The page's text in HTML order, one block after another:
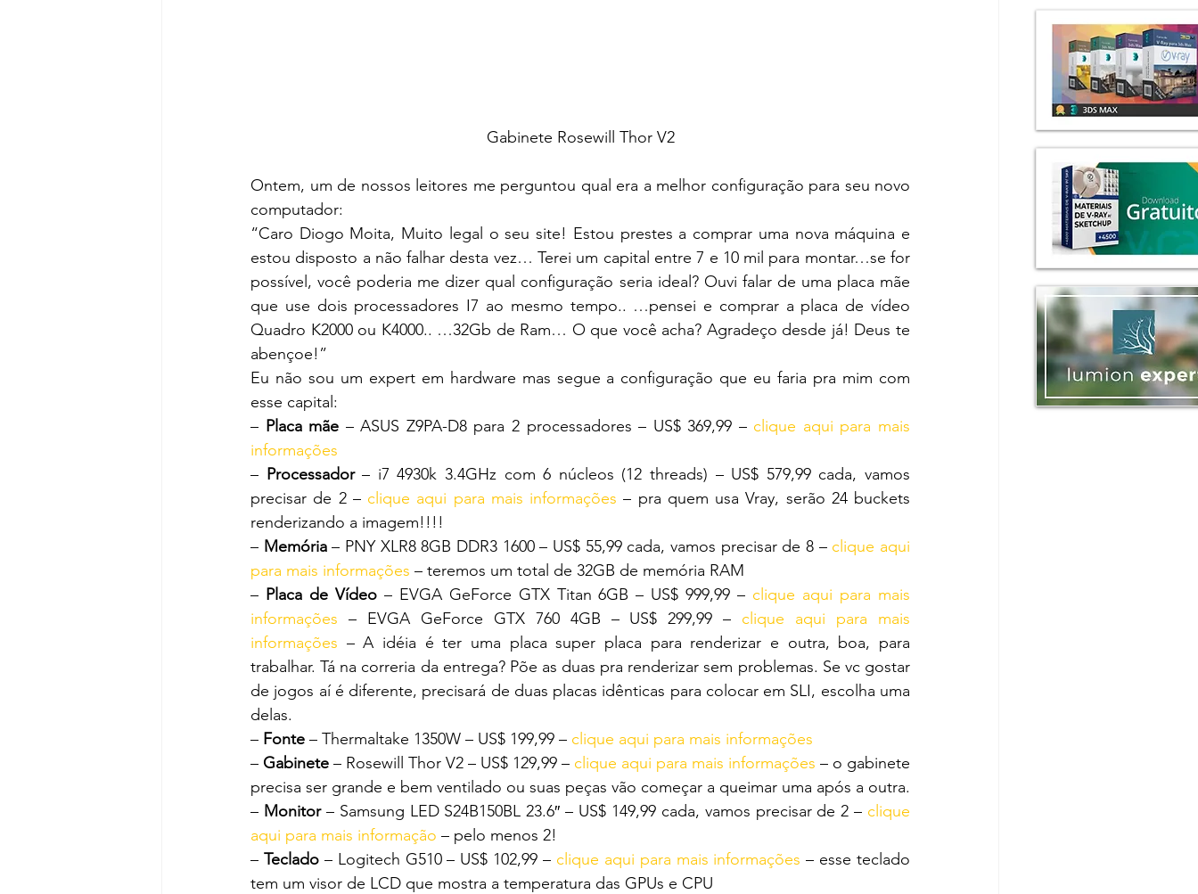
Gabinete Rosewill Thor V2
Ontem, um de nossos leitores me perguntou qual era a melhor configuração para seu novo
computador:
“Caro Diogo Moita, Muito legal o seu site! Estou prestes a comprar uma nova máquina e
estou disposto a não falhar desta vez… Terei um capital entre 7 e 10 mil para montar…se for
possível, você poderia me dizer qual configuração seria ideal? Ouvi falar de uma placa mãe
que use dois processadores I7 ao mesmo tempo.. …pensei e comprar a placa de vídeo
Quadro K2000 ou K4000.. …32Gb de Ram… O que você acha? Agradeço desde já! Deus te
abençoe!”
Eu não sou um expert em hardware mas segue a configuração que eu faria pra mim com
esse capital:
– Placa mãe – ASUS Z9PA-D8 para 2 processadores – US$ 369,99 – clique aqui para mais
informações
– Processador – i7 4930k 3.4GHz com 6 núcleos (12 threads) – US$ 579,99 cada, vamos
precisar de 2 – clique aqui para mais informações – pra quem usa Vray, serão 24 buckets
renderizando a imagem!!!!
– Memória – PNY XLR8 8GB DDR3 1600 – US$ 55,99 cada, vamos precisar de 8 – clique aqui
para mais informações – teremos um total de 32GB de memória RAM
– Placa de Vídeo – EVGA GeForce GTX Titan 6GB – US$ 999,99 – clique aqui para mais
informações – EVGA GeForce GTX 760 4GB – US$ 299,99 – clique aqui para mais
informações – A idéia é ter uma placa super placa para renderizar e outra, boa, para
trabalhar. Tá na correria da entrega? Põe as duas pra renderizar sem problemas. Se vc gostar
de jogos aí é diferente, precisará de duas placas idênticas para colocar em SLI, escolha uma
delas.
– Fonte – Thermaltake 1350W – US$ 199,99 – clique aqui para mais informações
– Gabinete – Rosewill Thor V2 – US$ 129,99 – clique aqui para mais informações – o gabinete
precisa ser grande e bem ventilado ou suas peças vão começar a queimar uma após a outra.
– Monitor – Samsung LED S24B150BL 23.6″ – US$ 149,99 cada, vamos precisar de 2 – clique
aqui para mais informação – pelo menos 2!
– Teclado – Logitech G510 – US$ 102,99 – clique aqui para mais informações – esse teclado
tem um visor de LCD que mostra a temperatura das GPUs e CPU